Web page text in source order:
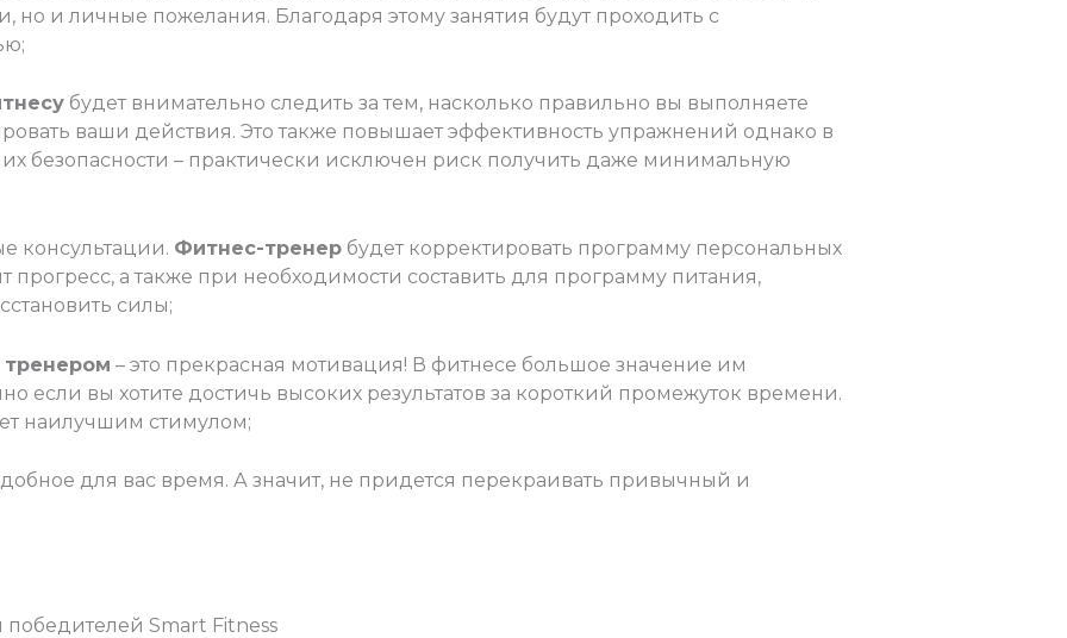
но и личные пожелания. Благодаря этому занятия будут проходить с
будет внимательно следить за тем, насколько правильно вы выполняете
ваши действия. Это также повышает эффективность упражнений однако в
безопасности – практически исключен риск получить даже минимальную
консультации. Фитнес-тренербудет корректировать программу персональных
прогресс, а также при необходимости составить для программу питания,
силы;
– это прекрасная мотивация! В фитнесе большое значение им
если вы хотите достичь высоких результатов за короткий промежуток времени.
наилучшим стимулом;
для вас время. А значит, не придется перекраивать привычный и
Smart Fitness